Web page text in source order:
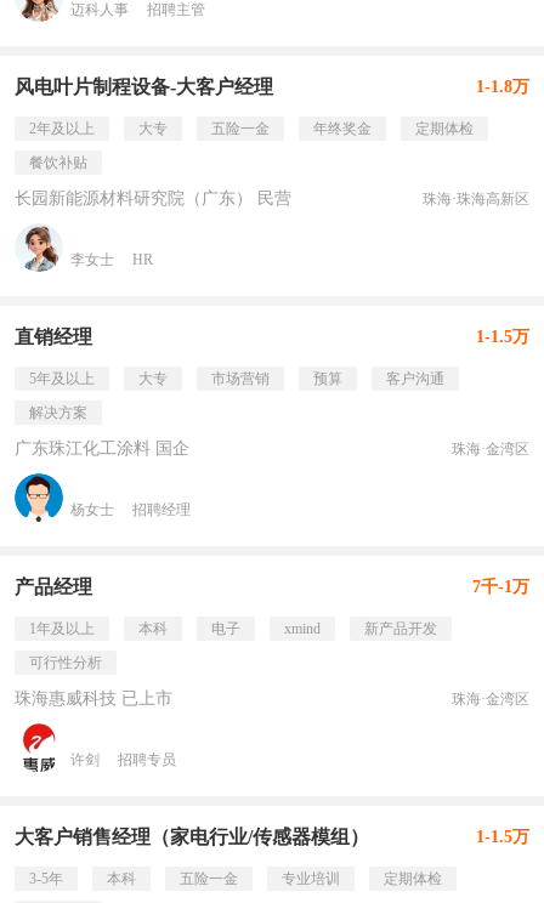
迈科人事 招聘主管
风电叶片制程设备-大客户经理 1-1.8万
2年及以上 大专 五险一金 年终奖金
定期体检
餐饮补贴
长园新能源材料研究院（广东） 民营 珠海·珠海高新区
李女士 HR
直销经理 1-1.5万
5年及以上 大专 市场营销 预算
客户沟通
解决方案
广东珠江化工涂料 国企 珠海·金湾区
杨女士 招聘经理
产品经理 7千-1万
1年及以上 本科 电子 xmind
新产品开发
可行性分析
珠海惠威科技 已上市 珠海·金湾区
许剑 招聘专员
大客户销售经理（家电行业/传感器模组） 1-1.5万
3-5年 本科 五险一金 专业培训 定期体检